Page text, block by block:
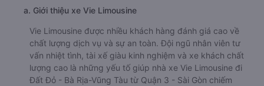
a. Giới thiệu xe Vie Limousine
Vie Limousine được nhiều khách hàng đánh giá cao về
chất lượng dịch vụ và sự an toàn. Đội ngũ nhân viên tư
vấn nhiệt tình, tài xế giàu kinh nghiệm và xe khách chất
lượng cao là những yếu tố giúp nhà xe Vie Limousine đi
Đất Đỏ - Bà Rịa-Vũng Tàu từ Quận 3 - Sài Gòn chiếm